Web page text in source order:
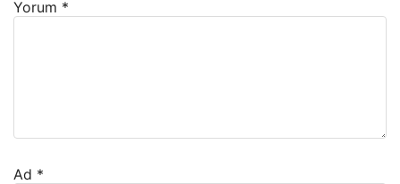
Yorum *
Ad *